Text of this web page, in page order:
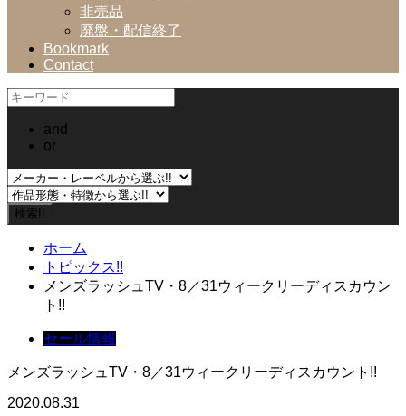
非売品
廃盤・配信終了
Bookmark
Contact
and
or
ホーム
トピックス!!
メンズラッシュTV・8／31ウィークリーディスカウン
ト!!
セール情報
メンズラッシュTV・8／31ウィークリーディスカウント!!
2020.08.31